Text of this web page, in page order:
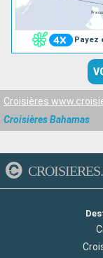
Payez
Croisières
Croisières Bahamas